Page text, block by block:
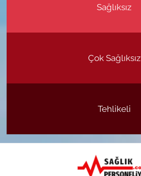
Sağlıksız
Çok Sağlıksız
Tehlikeli